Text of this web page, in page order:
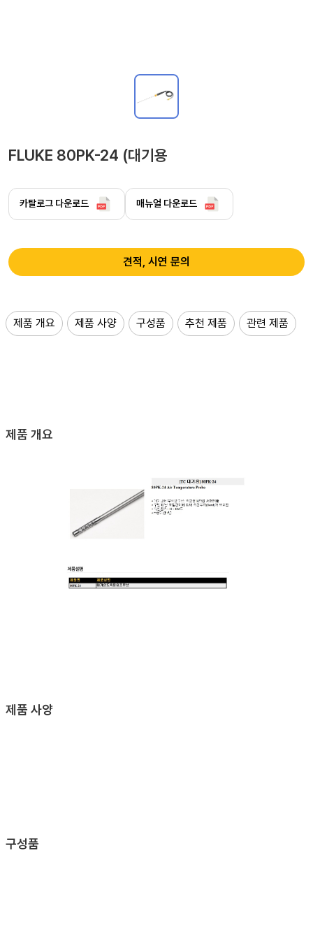
FLUKE 80PK-24 (대기용
카탈로그 다운로드 매뉴얼 다운로드
견적, 시연 문의
제품 개요 제품 사양 구성품 추천 제품 관련 제품
제품 개요
제품 사양
구성품